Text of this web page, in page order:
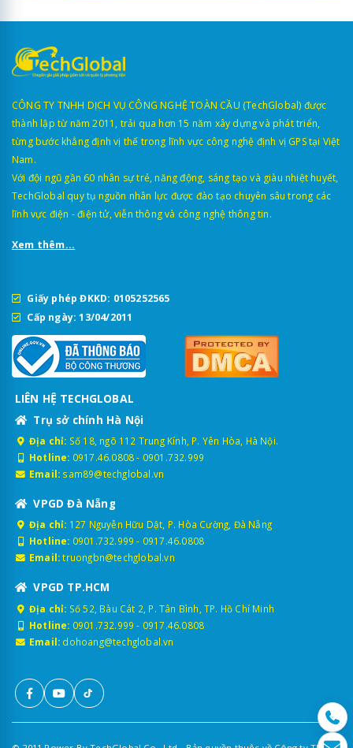
CÔNG TY TNHH DỊCH VỤ CÔNG NGHỆ TOÀN CẦU (TechGlobal) được
thành lập từ năm 2011, trải qua hơn 15 năm xây dựng và phát triển,
từng bước khẳng định vị thế trong lĩnh vực công nghệ định vị GPS tại Việt
Nam.
Với đội ngũ gần 60 nhân sự trẻ, năng động, sáng tạo và giàu nhiệt huyết,
TechGlobal quy tụ nguồn nhân lực được đào tạo chuyên sâu trong các
lĩnh vực điện - điện tử, viễn thông và công nghệ thông tin.
Xem thêm...
Giấy phép ĐKKD: 0105252565
Cấp ngày: 13/04/2011
LIÊN HỆ TECHGLOBAL
Trụ sở chính Hà Nội
Địa chỉ: Số 18, ngõ 112 Trung Kính, P. Yên Hòa, Hà Nội.
Hotline: 0917.46.0808- 0901.732.999
Email: sam89@techglobal.vn
VPGD Đà Nẵng
Địa chỉ: 127 Nguyễn Hữu Dật, P. Hòa Cường, Đà Nẵng
Hotline: 0901.732.999 - 0917.46.0808
Email: truongbn@techglobal.vn
VPGD TP.HCM
Địa chỉ: Số 52, Bàu Cát 2, P. Tân Bình, TP. Hồ Chí Minh
Hotline: 0901.732.999 - 0917.46.0808
Email: dohoang@techglobal.vn